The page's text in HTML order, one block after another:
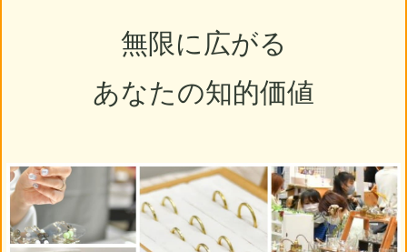
無限に広がる
あなたの知的価値